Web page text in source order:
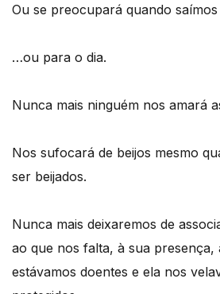
Ou se preocupará quando
…ou para o dia.
Nunca mais ninguém nos amará
Nos sufocará de beijos mesmo
ser beijados.
Nunca mais deixaremos de
ao que nos falta, à sua presença,
estávamos doentes e ela nos